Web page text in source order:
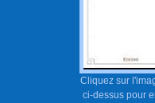
Cliquez sur
ci-dessus pour